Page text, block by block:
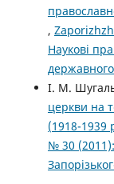
,
Наукові
І. М.
церкви на
(1918-1939
№ 30 (2011):